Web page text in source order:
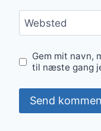
Websted
Gem mit navn,
til næste gang